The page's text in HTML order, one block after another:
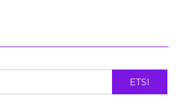
ETSI